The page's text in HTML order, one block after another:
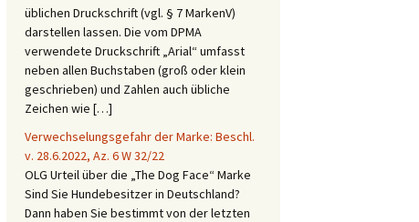
üblichen Druckschrift (vgl. § 7 MarkenV)
darstellen lassen. Die vom DPMA
verwendete Druckschrift „Arial“ umfasst
neben allen Buchstaben (groß oder klein
geschrieben) und Zahlen auch übliche
Zeichen wie […]
Verwechselungsgefahr der Marke: Beschl.
v. 28.6.2022, Az. 6 W 32/22
OLG Urteil über die „The Dog Face“ Marke
Sind Sie Hundebesitzer in Deutschland?
Dann haben Sie bestimmt von der letzten